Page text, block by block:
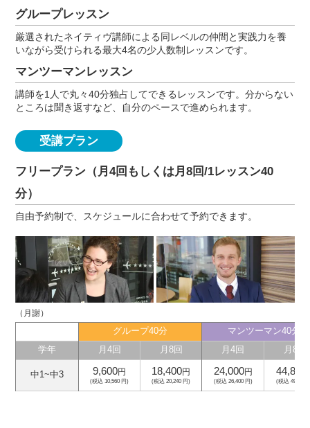
グループレッスン
厳選されたネイティヴ講師による同レベルの仲間と実践力を養
いながら受けられる最大4名の少人数制レッスンです。
マンツーマンレッスン
講師を1人で丸々40分独占してできるレッスンです。分からない
ところは聞き返すなど、自分のペースで進められます。
受講プラン
フリープラン（月4回もしくは月8回/1レッスン40
分）
自由予約制で、スケジュールに合わせて予約できます。
（月謝）
グループ40分
マンツーマン40分
学年
月4回 月8回 月4回 月8回
中1~中3 9,600円
(税込 10,560 円)
18,400円
(税込 20,240 円)
24,000円
(税込 26,400 円)
44,800
(税込 49,280